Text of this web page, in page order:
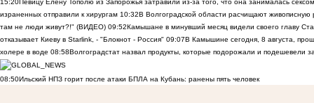
15:20 Певицу Елену Тополю из Запорожья затравили из-за того, что она занималась
израненных отправили к хирургам 10:32В Волгоградской области расчищают
там не люди живут?!" (ВИДЕО) 09:52Камышане в минувший месяц видели своего главу
отказывает Киеву в Starlink, - "Блокнот - Россия" 09:07В Камышине сегодня, 8 августа,
холере в воде 08:58Волгоградстат назвал продукты, которые подорожали и подешевели
08:50Ильский НПЗ горит после атаки БПЛА на Кубань: ранены пять человек